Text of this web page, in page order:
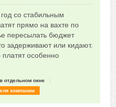
Сказать друзьям об отзыве
со стабильным
прямо на вахте по
пересылать бюджет
задерживают или кидают.
особенно
отдельном окне
компании